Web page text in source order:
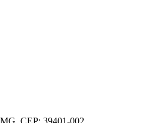
CEP: 39401-002